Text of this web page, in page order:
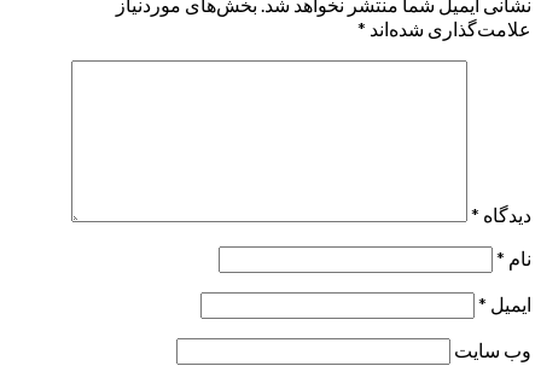
علامت‌گذاری شده‌اند *
دیدگاه *
نام *
ایمیل *
وب‌ سایت